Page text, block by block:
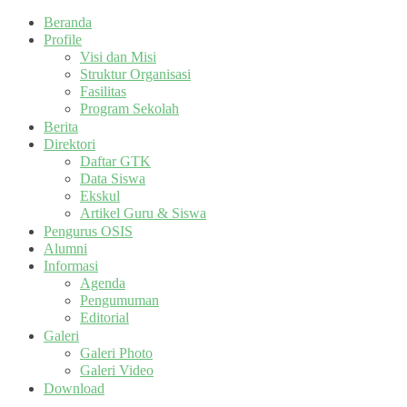
Beranda
Profile
Visi dan Misi
Struktur Organisasi
Fasilitas
Program Sekolah
Berita
Direktori
Daftar GTK
Data Siswa
Ekskul
Artikel Guru & Siswa
Pengurus OSIS
Alumni
Informasi
Agenda
Pengumuman
Editorial
Galeri
Galeri Photo
Galeri Video
Download